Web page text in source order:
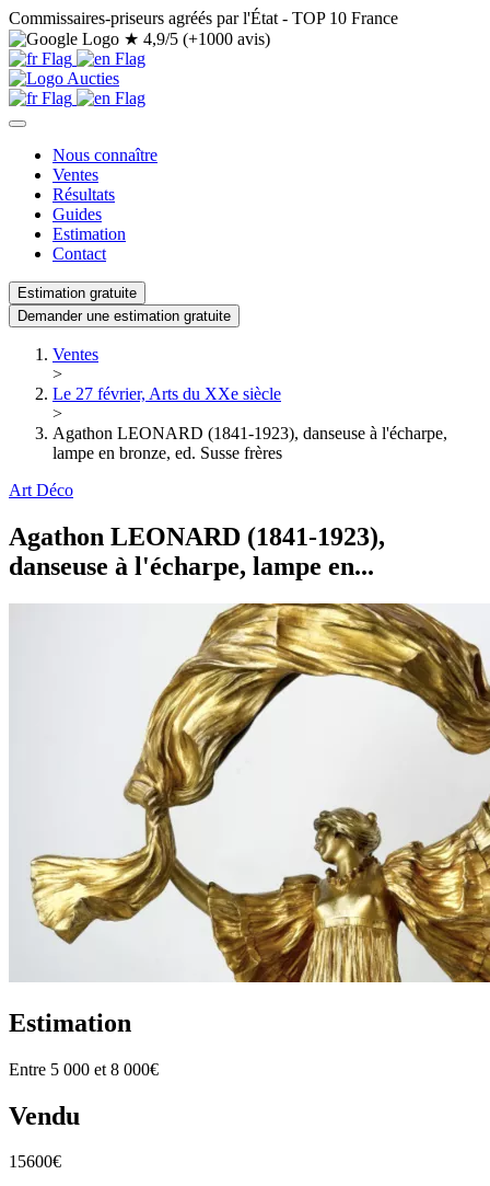
Commissaires-priseurs agréés par l'État - TOP 10 France
★ 4,9/5 (+1000 avis)
Nous connaître
Ventes
Résultats
Guides
Estimation
Contact
Estimation gratuite
Demander une estimation gratuite
Ventes
>
Le 27 février, Arts du XXe siècle
>
Agathon LEONARD (1841-1923), danseuse à l'écharpe,
lampe en bronze, ed. Susse frères
Art Déco
Agathon LEONARD (1841-1923),
danseuse à l'écharpe, lampe en...
Estimation
Entre 5 000 et 8 000€
Vendu
15600€